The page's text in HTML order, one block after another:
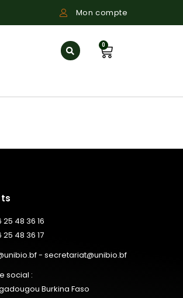
Mon compte
0
25 48 36 16
25 48 36 17
- secretariat@unibio.bf
social :
Burkina Faso